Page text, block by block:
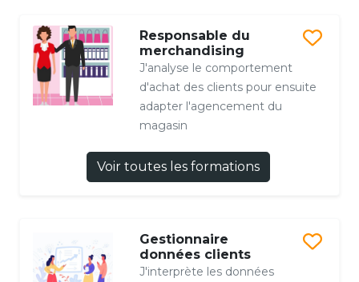
Responsable du
merchandising
J'analyse le comportement
d'achat des clients pour ensuite
adapter l'agencement du
magasin
Voir toutes les formations
Gestionnaire
données clients
J'interprète les données